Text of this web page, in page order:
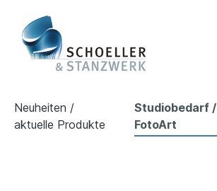
Neuheiten /
aktuelle Produkte
Studiobedarf /
FotoArt